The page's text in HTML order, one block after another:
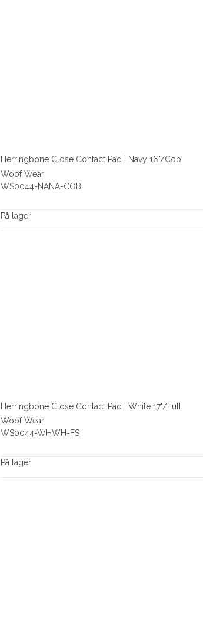
Herringbone Close Contact Pad | Navy 16"/Cob
Woof Wear
WS0044-NANA-COB
På lager
Herringbone Close Contact Pad | White 17"/Full
Woof Wear
WS0044-WHWH-FS
På lager